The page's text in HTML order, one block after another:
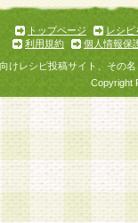
ができない場合
トップページ
レシピ
利用規約
個人情報保
けレシピ投稿サイト、その
Copyright